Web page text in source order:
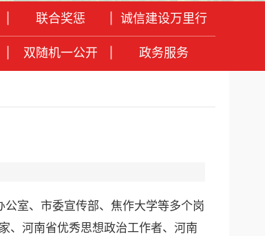
联合奖惩 诚信建设万里行
双随机一公开 政务服务
室、市委宣传部、焦作大学等多个岗
、河南省优秀思想政治工作者、河南